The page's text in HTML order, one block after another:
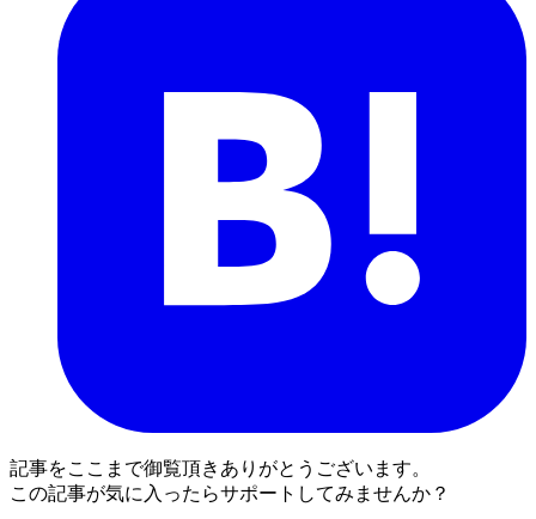
記事をここまで御覧頂きありがとうございます。
この記事が気に入ったらサポートしてみませんか？